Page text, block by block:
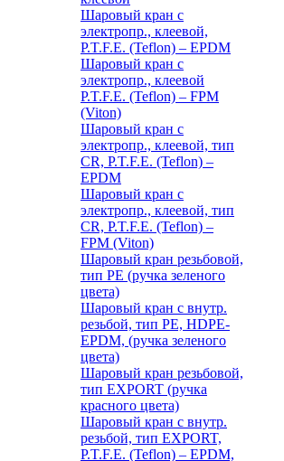
Шаровый кран с
электропр., клеевой,
P.T.F.E. (Teflon) – EPDM
Шаровый кран с
электропр., клеевой
P.T.F.E. (Teflon) – FPM
(Viton)
Шаровый кран с
электропр., клеевой, тип
CR, P.T.F.E. (Teflon) –
EPDM
Шаровый кран с
электропр., клеевой, тип
CR, P.T.F.E. (Teflon) –
FPM (Viton)
Шаровый кран резьбовой,
тип PE (ручка зеленого
цвета)
Шаровый кран с внутр.
резьбой, тип PE, HDPE-
EPDM, (ручка зеленого
цвета)
Шаровый кран резьбовой,
тип EXPORT (ручка
красного цвета)
Шаровый кран с внутр.
резьбой, тип EXPORT,
P.T.F.E. (Teflon) – EPDM,